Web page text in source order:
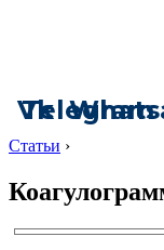
Vk
Telegram
Статьи ›